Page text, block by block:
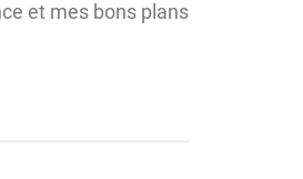
et mes bons plans